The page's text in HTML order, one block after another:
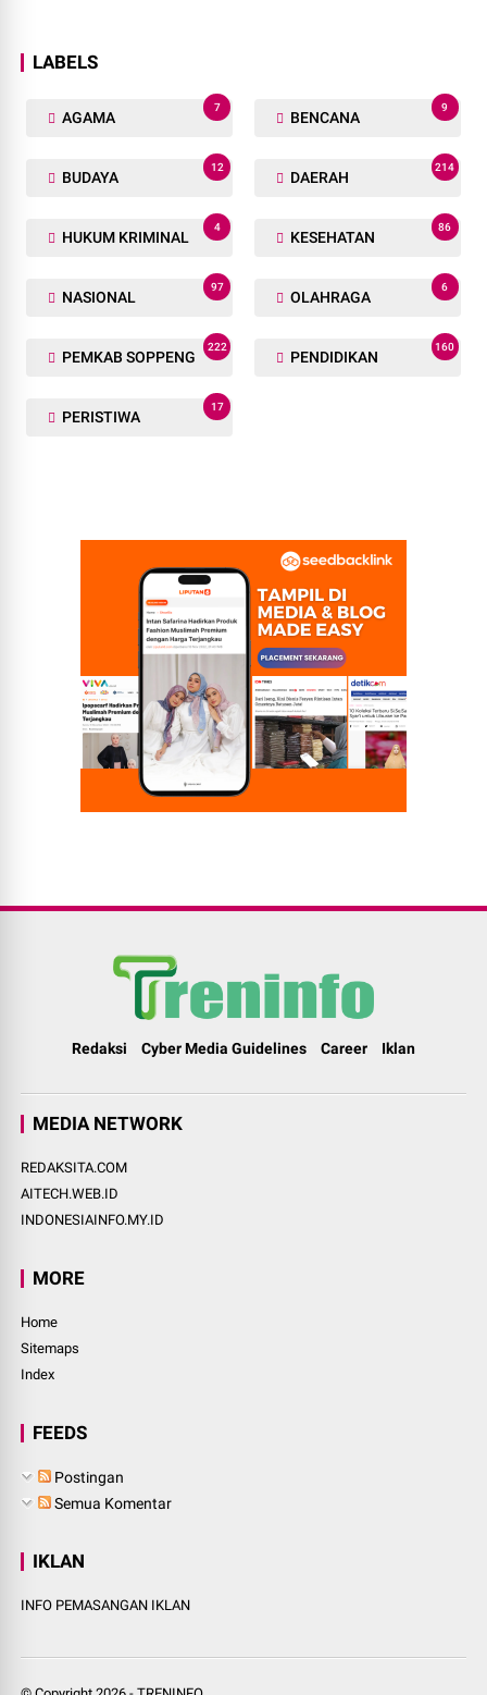
LABELS
AGAMA
7
BENCANA
9
BUDAYA
12
DAERAH
214
HUKUM KRIMINAL
4
KESEHATAN
86
NASIONAL
97
OLAHRAGA
6
PEMKAB SOPPENG
222
PENDIDIKAN
160
PERISTIWA
17
Redaksi Cyber Media Guidelines Career Iklan
MEDIA NETWORK
REDAKSITA.COM
AITECH.WEB.ID
INDONESIAINFO.MY.ID
MORE
Home
Sitemaps
Index
FEEDS
Postingan
Semua Komentar
IKLAN
INFO PEMASANGAN IKLAN